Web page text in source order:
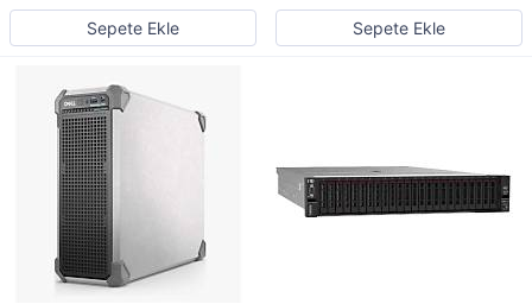
Sepete Ekle Sepete Ekle